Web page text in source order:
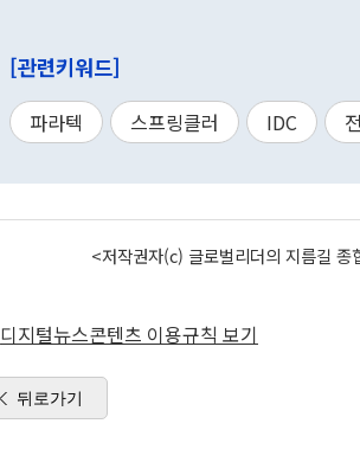
[관련키워드]
파라텍 스프링클러 IDC
<저작권자(c) 글로벌리더의 지름길
디지털뉴스콘텐츠 이용규칙 보기
뒤로가기